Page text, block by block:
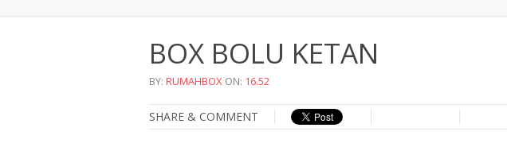
BOX BOLU KETAN
BY: RUMAHBOX ON: 16.52
SHARE & COMMENT